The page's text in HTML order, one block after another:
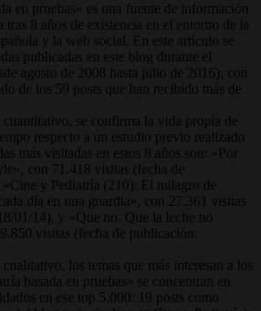
en pruebas» es una fuente de información
tras 8 años de existencia en el entorno de la
y la web social. En este artículo se
publicadas en este blog durante el
agosto de 2008 hasta julio de 2016), con
de los 59 posts que han recibido más de
cuantitativo, se confirma la vida propia de
respecto a un estudio previo realizado
más visitadas en estos 8 años son: «Por
con 71.418 visitas (fecha de
y Pediatría (210): El milagro de
día en una guardia», con 27.361 visitas
01/14), y «Que no. Que la leche no
visitas (fecha de publicación:
los temas que más interesan a los
basada en pruebas» se concentran en
en ese top 5.000: 19 posts como